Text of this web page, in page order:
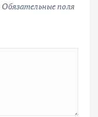
Обязательные поля